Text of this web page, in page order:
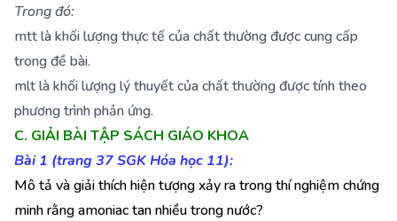
Trong đó:
mtt là khối lượng thực tế của chất thường được cung cấp
trong đề bài.
mlt là khối lượng lý thuyết của chất thường được tính theo
phương trình phản ứng.
C. GIẢI BÀI TẬP SÁCH GIÁO KHOA
Bài 1 (trang 37 SGK Hóa học 11):
Mô tả và giải thích hiện tượng xảy ra trong thí nghiệm chứng
minh rằng amoniac tan nhiều trong nước?